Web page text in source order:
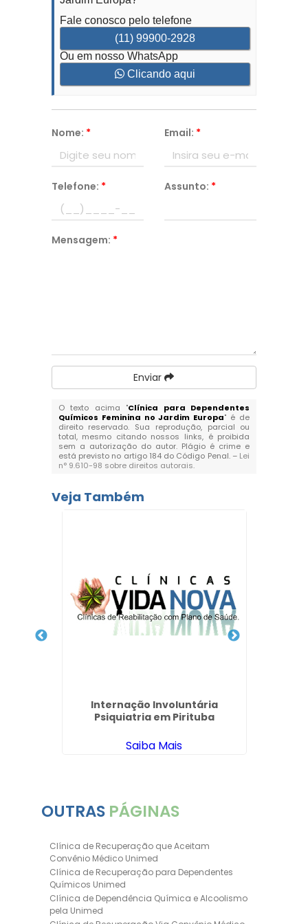
Fale conosco pelo telefone
(11) 99900-2928
Ou em nosso WhatsApp
Clicando aqui
Nome: * Email: *
Telefone: * Assunto: *
Mensagem: *
Enviar
O texto acima "Clínica para Dependentes
Químicos Feminina no Jardim Europa" é de
direito reservado. Sua reprodução, parcial ou
total, mesmo citando nossos links, é proibida
sem a autorização do autor. Plágio é crime e
está previsto no artigo 184 do Código Penal. – Lei
n° 9.610-98 sobre direitos autorais.
Veja Também
Internação Involuntária
Psiquiatria em Pirituba
Saiba Mais
OUTRAS PÁGINAS
Clínica de Recuperação que Aceitam
Convênio Médico Unimed
Clínica de Recuperação para Dependentes
Químicos Unimed
Clínica de Dependência Química e Alcoolismo
pela Unimed